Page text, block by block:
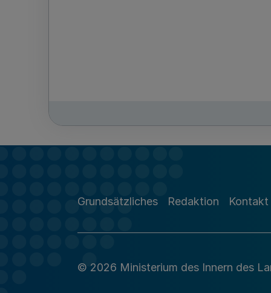
Grundsätzliches Redaktion Kontakt
© 2026 Ministerium des Innern des